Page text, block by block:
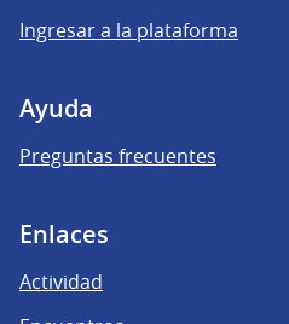
Ingresar a la plataforma
Ayuda
Preguntas frecuentes
Enlaces
Actividad